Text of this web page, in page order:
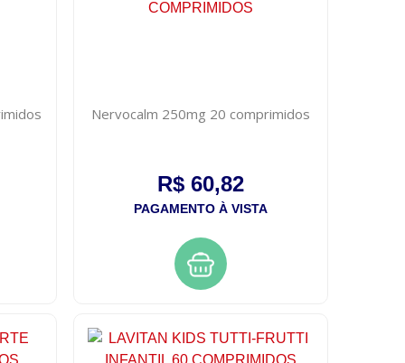
Nervocalm 250mg 20 comprimidos
R$ 60,82
PAGAMENTO À VISTA